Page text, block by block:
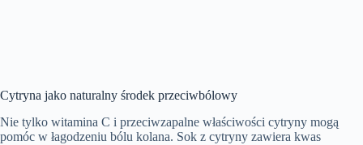
Cytryna jako naturalny środek przeciwbólowy
Nie tylko witamina C i przeciwzapalne właściwości cytryny mogą
pomóc w łagodzeniu bólu kolana. Sok z cytryny zawiera kwas